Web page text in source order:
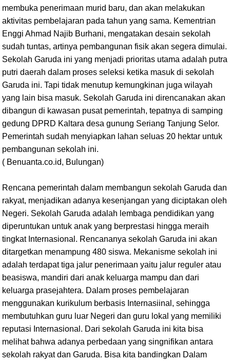
membuka penerimaan murid baru, dan akan melakukan
aktivitas pembelajaran pada tahun yang sama. Kementrian
Enggi Ahmad Najib Burhani, mengatakan desain sekolah
sudah tuntas, artinya pembangunan fisik akan segera dimulai.
Sekolah Garuda ini yang menjadi prioritas utama adalah putra
putri daerah dalam proses seleksi ketika masuk di sekolah
Garuda ini. Tapi tidak menutup kemungkinan juga wilayah
yang lain bisa masuk. Sekolah Garuda ini direncanakan akan
dibangun di kawasan pusat pemerintah, tepatnya di samping
gedung DPRD Kaltara desa gunung Seriang Tanjung Selor.
Pemerintah sudah menyiapkan lahan seluas 20 hektar untuk
pembangunan sekolah ini.
( Benuanta.co.id, Bulungan)
Rencana pemerintah dalam membangun sekolah Garuda dan
rakyat, menjadikan adanya kesenjangan yang diciptakan oleh
Negeri. Sekolah Garuda adalah lembaga pendidikan yang
diperuntukan untuk anak yang berprestasi hingga meraih
tingkat Internasional. Rencananya sekolah Garuda ini akan
ditargetkan menampung 480 siswa. Mekanisme sekolah ini
adalah terdapat tiga jalur penerimaan yaitu jalur reguler atau
beasiswa, mandiri dari anak keluarga mampu dan dari
keluarga prasejahtera. Dalam proses pembelajaran
menggunakan kurikulum berbasis Internasiinal, sehingga
membutuhkan guru luar Negeri dan guru lokal yang memiliki
reputasi Internasional. Dari sekolah Garuda ini kita bisa
melihat bahwa adanya perbedaan yang singnifikan antara
sekolah rakyat dan Garuda. Bisa kita bandingkan Dalam